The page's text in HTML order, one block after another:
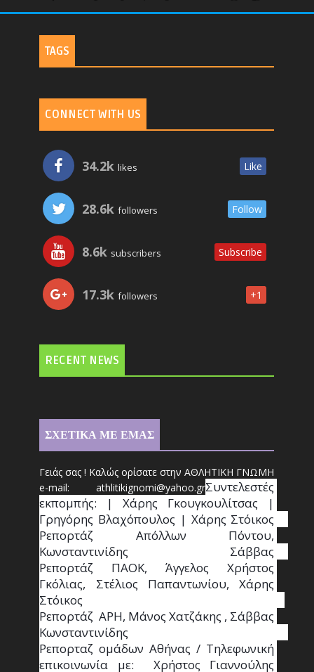
TAGS
CONNECT WITH US
34.2k likes Like
28.6k followers Follow
8.6k subscribers Subscribe
17.3k followers +1
RECENT NEWS
ΣΧΕΤΙΚΑ ΜΕ ΕΜΑΣ
Γειάς σας ! Καλώς ορίσατε στην ΑΘΛΗΤΙΚΗ ΓΝΩΜΗ
e-mail: athlitikignomi@yahoo.grΣυντελεστές
εκπομπής: | Χάρης Γκουγκουλίτσας |
Γρηγόρης Βλαχόπουλος | Χάρης Στόικος
Ρεπορτάζ Απόλλων Πόντου,
Κωνσταντινίδης   Σάββας
Ρεπορτάζ ΠΑΟΚ, Άγγελος Χρήστος
Γκόλιας, Στέλιος Παπαντωνίου, Χάρης
Στόικος
Ρεπορτάζ  ΑΡΗ, Μάνος Χατζάκης , Σάββας
Κωνσταντινίδης
Ρεπορταζ ομάδων Αθήνας / Τηλεφωνική
επικοινωνία με:  Χρήστος Γιαννούλης